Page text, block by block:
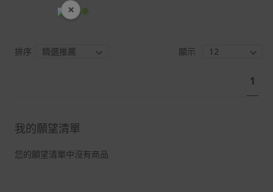
排序
顯示
您
目
1
我的願望清單
您的願望清單中沒有商品
× 開學裝備全面降價